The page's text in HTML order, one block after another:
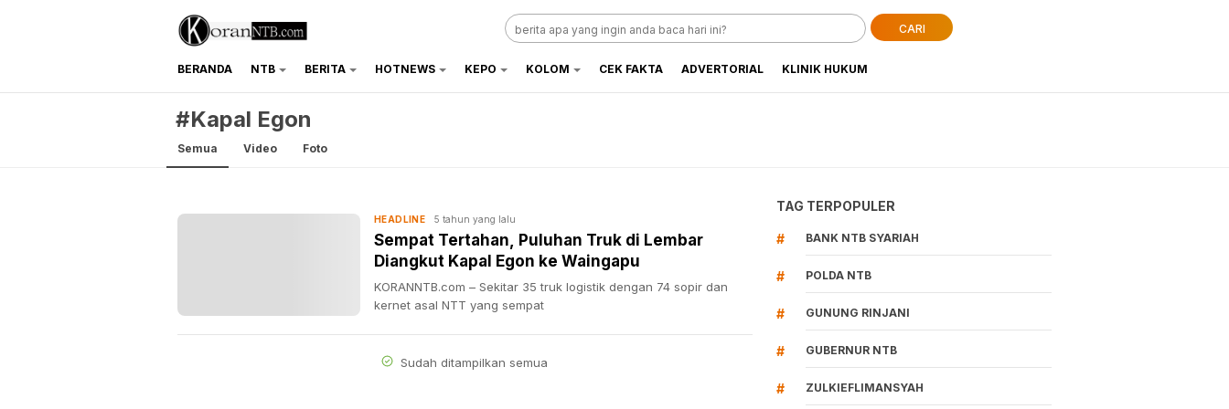
koranntb.com
CARI
BERANDA NTB BERITA HOTNEWS KEPO KOLOM CEK FAKTA ADVERTORIAL KLINIK HUKUM
#Kapal Egon
Semua Video Foto
HEADLINE 5 tahun yang lalu
Sempat Tertahan, Puluhan Truk di Lembar
Diangkut Kapal Egon ke Waingapu
KORANNTB.com – Sekitar 35 truk logistik dengan 74 sopir dan
kernet asal NTT yang sempat
Sudah ditampilkan semua
TAG TERPOPULER
# BANK NTB SYARIAH
# POLDA NTB
# GUNUNG RINJANI
# GUBERNUR NTB
# ZULKIEFLIMANSYAH